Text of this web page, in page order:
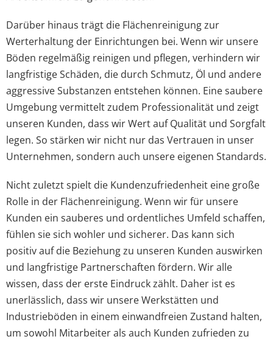
Darüber hinaus trägt die Flächenreinigung zur
Werterhaltung der Einrichtungen bei. Wenn wir unsere
Böden regelmäßig reinigen und pflegen, verhindern wir
langfristige Schäden, die durch Schmutz, Öl und andere
aggressive Substanzen entstehen können. Eine saubere
Umgebung vermittelt zudem Professionalität und zeigt
unseren Kunden, dass wir Wert auf Qualität und Sorgfalt
legen. So stärken wir nicht nur das Vertrauen in unser
Unternehmen, sondern auch unsere eigenen Standards.
Nicht zuletzt spielt die Kundenzufriedenheit eine große
Rolle in der Flächenreinigung. Wenn wir für unsere
Kunden ein sauberes und ordentliches Umfeld schaffen,
fühlen sie sich wohler und sicherer. Das kann sich
positiv auf die Beziehung zu unseren Kunden auswirken
und langfristige Partnerschaften fördern. Wir alle
wissen, dass der erste Eindruck zählt. Daher ist es
unerlässlich, dass wir unsere Werkstätten und
Industrieböden in einem einwandfreien Zustand halten,
um sowohl Mitarbeiter als auch Kunden zufrieden zu